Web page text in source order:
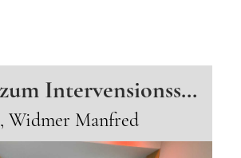
Ausflug zum Intervensionsstützpunkt der BLS in Frutigen vom 16.05.2026
, Widmer Manfred